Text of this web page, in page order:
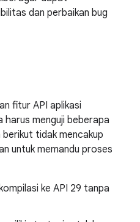
dan perbaikan bug
fitur API aplikasi
harus menguji beberapa
berikut tidak mencakup
untuk memandu proses
ke API 29 tanpa